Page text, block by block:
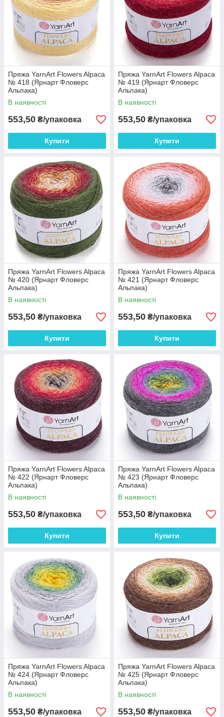
Пряжа YarnArt Flowers Alpaca
№ 418 (Ярнарт Фловерс
Альпака)
В наявності
553,50 ₴/упаковка
Купити
Пряжа YarnArt Flowers Alpaca
№ 419 (Ярнарт Фловерс
Альпака)
В наявності
553,50 ₴/упаковка
Купити
Пряжа YarnArt Flowers Alpaca
№ 420 (Ярнарт Фловерс
Альпака)
В наявності
553,50 ₴/упаковка
Купити
Пряжа YarnArt Flowers Alpaca
№ 421 (Ярнарт Фловерс
Альпака)
В наявності
553,50 ₴/упаковка
Купити
Пряжа YarnArt Flowers Alpaca
№ 422 (Ярнарт Фловерс
Альпака)
В наявності
553,50 ₴/упаковка
Купити
Пряжа YarnArt Flowers Alpaca
№ 423 (Ярнарт Фловерс
Альпака)
В наявності
553,50 ₴/упаковка
Купити
Пряжа YarnArt Flowers Alpaca
№ 424 (Ярнарт Фловерс
Альпака)
В наявності
553,50 ₴/упаковка
Пряжа YarnArt Flowers Alpaca
№ 425 (Ярнарт Фловерс
Альпака)
В наявності
553,50 ₴/упаковка